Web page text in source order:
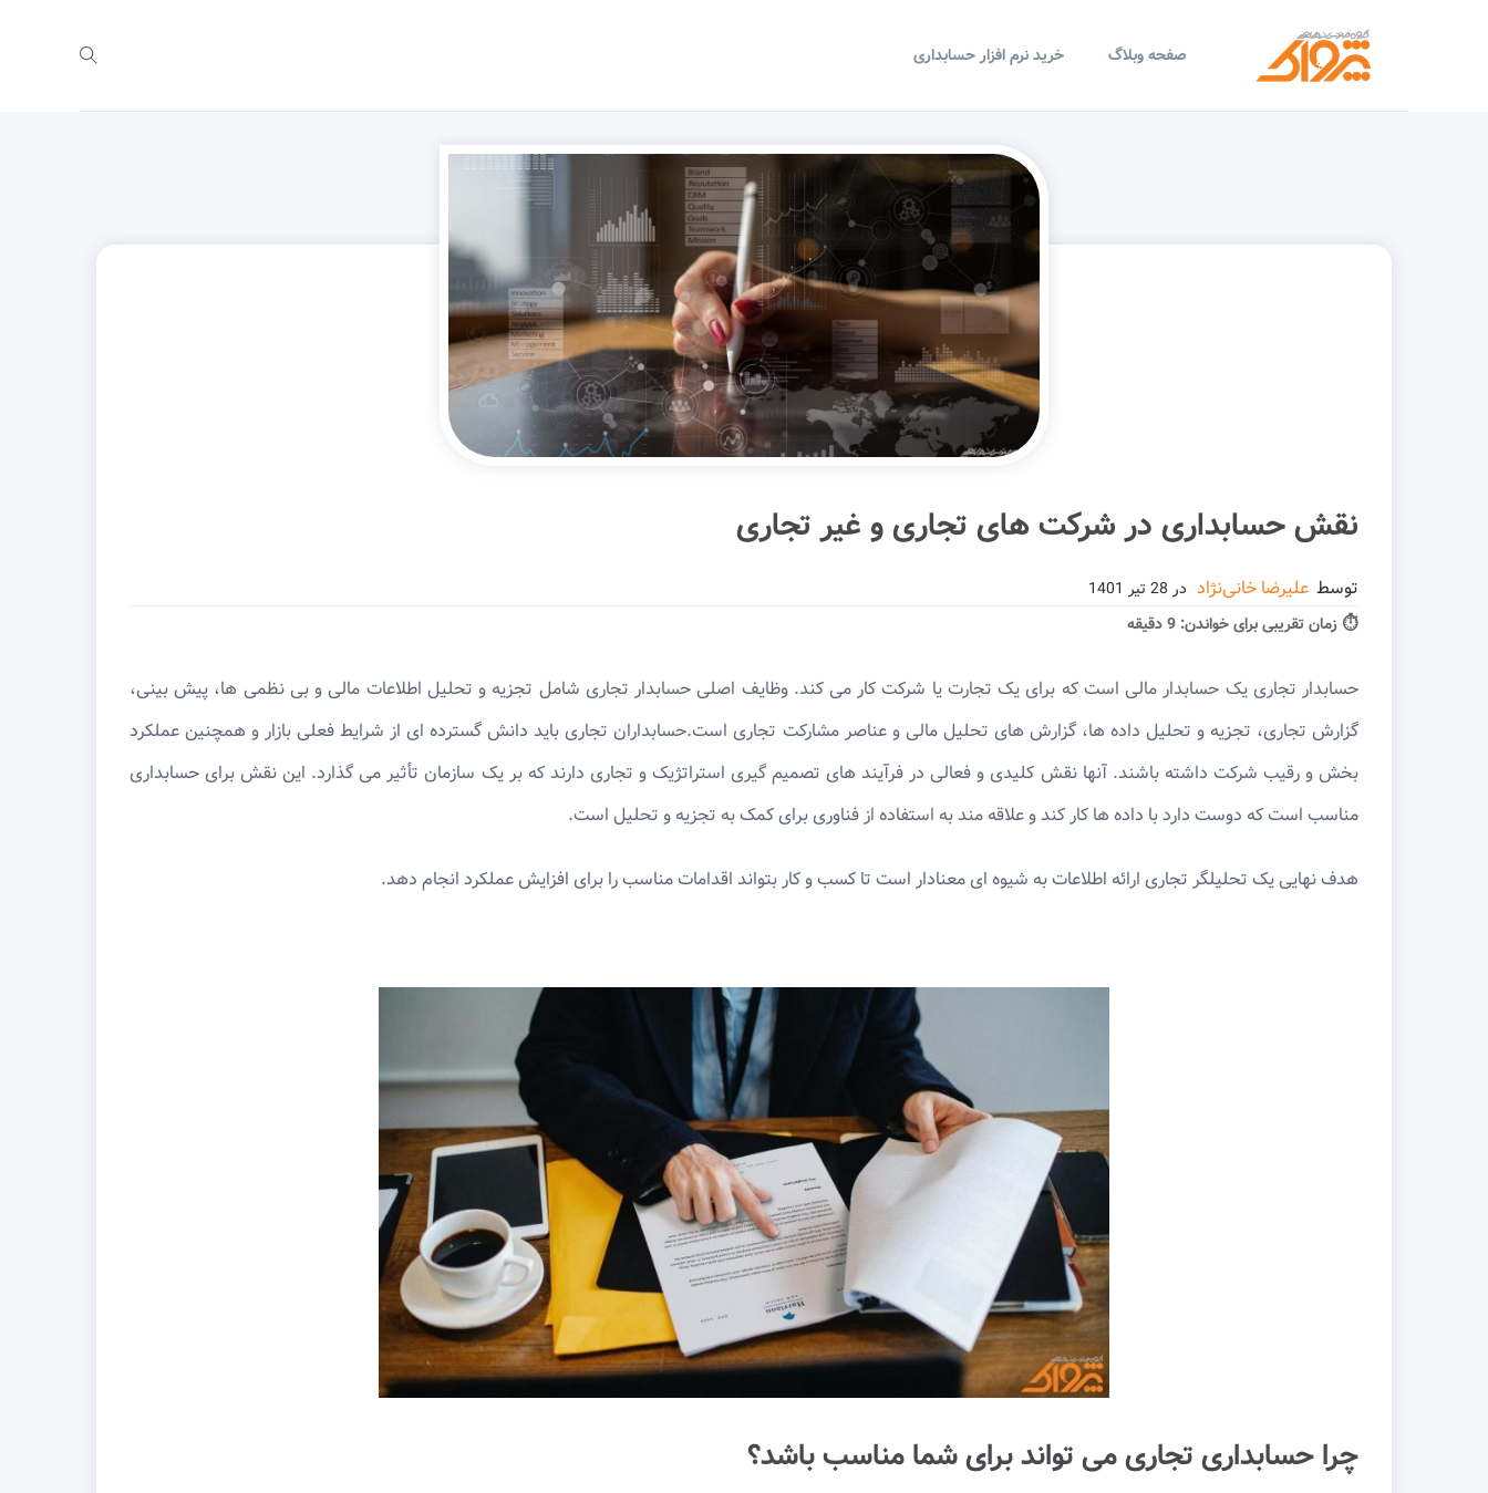
صفحه وبلاگ خرید نرم افزار حسابداری
نقش حسابداری در شرکت های تجاری و غیر تجاری
توسط علیرضا خانی‌نژاد در
⏱ زمان تقریبی برای خواندن: 9 دقیقه
حسابدار تجاری یک حسابدار مالی است که برای یک تجارت یا شرکت کار می کند. وظایف اصلی حسابدار تجاری شامل تجزیه و تحلیل اطلاعات مالی و بی نظمی ها، پیش بینی،
گزارش تجاری، تجزیه و تحلیل داده ها، گزارش های تحلیل مالی و عناصر مشارکت تجاری است.حسابداران تجاری باید دانش گسترده ای از شرایط فعلی بازار و همچنین عملکرد
بخش و رقیب شرکت داشته باشند. آنها نقش کلیدی و فعالی در فرآیند های تصمیم گیری استراتژیک و تجاری دارند که بر یک سازمان تأثیر می گذارد. این نقش برای حسابداری
مناسب است که دوست دارد با داده ها کار کند و علاقه مند به استفاده از فناوری برای کمک به تجزیه و تحلیل است.
هدف نهایی یک تحلیلگر تجاری ارائه اطلاعات به شیوه ای معنادار است تا کسب و کار بتواند اقدامات مناسب را برای افزایش عملکرد انجام دهد.
چرا حسابداری تجاری می تواند برای شما مناسب باشد؟